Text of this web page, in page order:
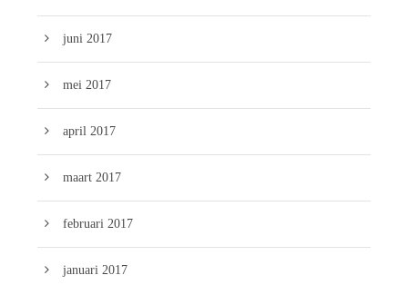
juni 2017
mei 2017
april 2017
maart 2017
februari 2017
januari 2017